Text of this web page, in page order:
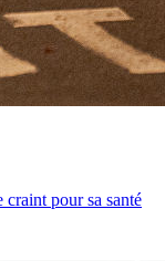
craint pour sa santé